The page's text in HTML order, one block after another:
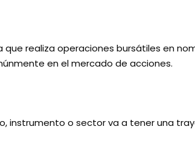
realiza operaciones bursátiles en
en el mercado de acciones.
instrumento o sector va a tener una